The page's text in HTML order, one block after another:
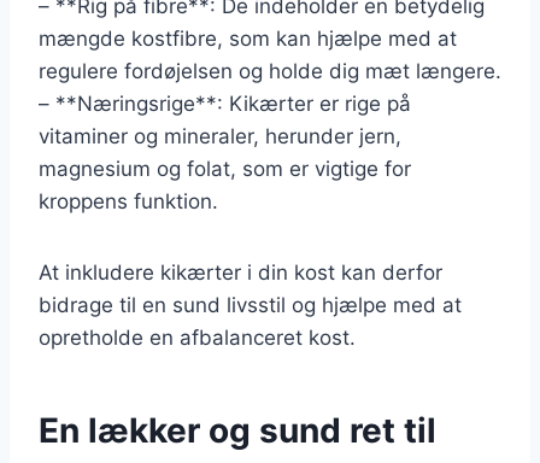
– **Rig på fibre**: De indeholder en betydelig
mængde kostfibre, som kan hjælpe med at
regulere fordøjelsen og holde dig mæt længere.
– **Næringsrige**: Kikærter er rige på
vitaminer og mineraler, herunder jern,
magnesium og folat, som er vigtige for
kroppens funktion.
At inkludere kikærter i din kost kan derfor
bidrage til en sund livsstil og hjælpe med at
opretholde en afbalanceret kost.
En lækker og sund ret til